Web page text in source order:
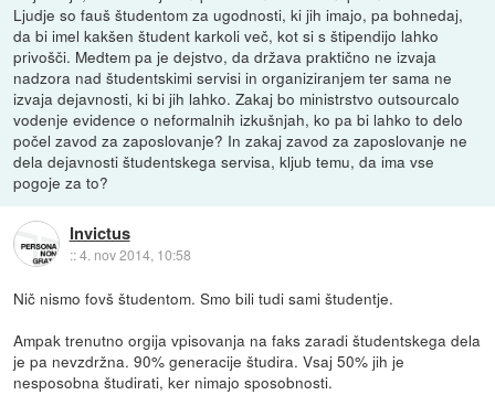
Ljudje so fauš študentom za ugodnosti, ki jih imajo, pa bohnedaj,
da bi imel kakšen študent karkoli več, kot si s štipendijo lahko
privošči. Medtem pa je dejstvo, da država praktično ne izvaja
nadzora nad študentskimi servisi in organiziranjem ter sama ne
izvaja dejavnosti, ki bi jih lahko. Zakaj bo ministrstvo outsourcalo
vodenje evidence o neformalnih izkušnjah, ko pa bi lahko to delo
počel zavod za zaposlovanje? In zakaj zavod za zaposlovanje ne
dela dejavnosti študentskega servisa, kljub temu, da ima vse
pogoje za to?
Invictus
::4. nov 2014, 10:58
Nič nismo fovš študentom. Smo bili tudi sami študentje.
Ampak trenutno orgija vpisovanja na faks zaradi študentskega dela
je pa nevzdržna. 90% generacije študira. Vsaj 50% jih je
nesposobna študirati, ker nimajo sposobnosti.